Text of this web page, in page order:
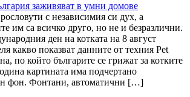
заживяват в умни домове
с независимия си дух, а
им са всичко друго, но не и безразлични.
ден на котката на 8 август
какво показват данните от техния Pet
по който българите се грижат за котките
картината има подчертано
фон. Фонтани, автоматични […]